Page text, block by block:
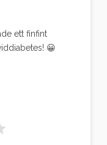
ett finfint
😀